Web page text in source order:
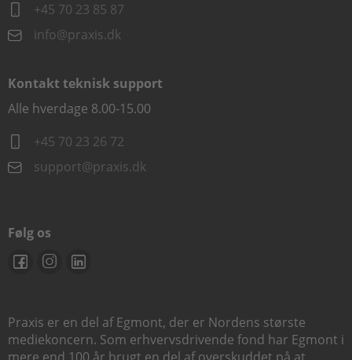
+45 70 23 85 87
info@praxis.dk
Kontakt teknisk support
Alle hverdage 8.00-15.00
+45 70 23 26 72
support@praxis.dk
Følg os
Praxis er en del af Egmont, der er Nordens største
mediekoncern. Som erhvervsdrivende fond har Egmont i